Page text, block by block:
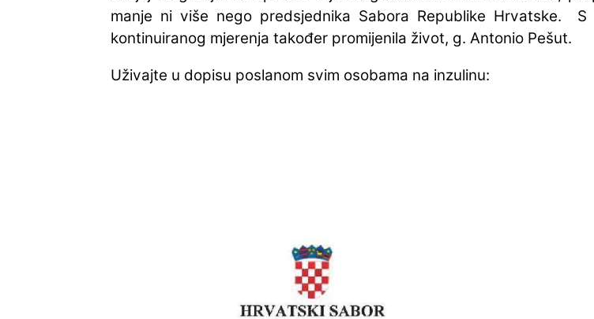
manje ni više nego predsjednika Sabora Republike Hrvatske.
kontinuiranog mjerenja također promijenila život, g. Antonio Pešut.
Uživajte u dopisu poslanom svim osobama na inzulinu: